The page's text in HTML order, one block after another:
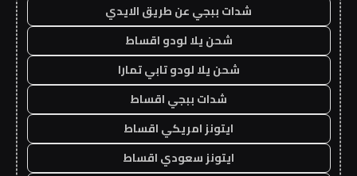
شدات ببجي عن طريق الايدي
شحن يلا لودو اقساط
شحن يلا لودو تابي تمارا
شدات ببجي اقساط
ايتونز امريكي اقساط
ايتونز سعودي اقساط